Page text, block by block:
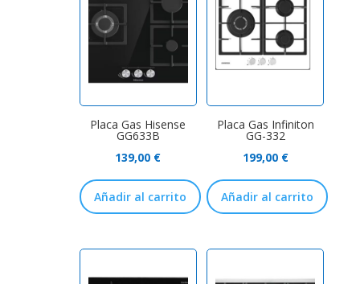
Placa Gas Hisense
GG633B
139,00 €
Añadir al carrito
Placa Gas Infiniton
GG-332
199,00 €
Añadir al carrito